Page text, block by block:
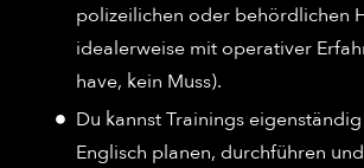
polizeilichen oder behördlichen
idealerweise mit operativer
have, kein Muss).​
Du kannst Trainings
Englisch planen, durchführen